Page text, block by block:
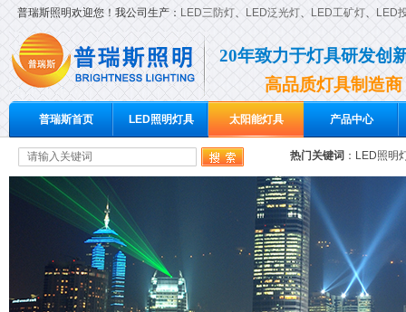
普瑞斯照明欢迎您！我公司生产： LED三防灯、 LED泛光灯、 LED工矿灯、 LED
20年致力于灯具研发创
高品质灯具制造商
普瑞斯首页 LED照明灯具 太阳能灯具 产品中心
热门关键词 ： LED照明